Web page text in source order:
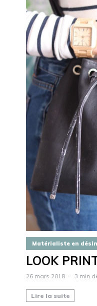
Matérialiste en
LOOK
26 mars 2018 3 min
Lire la suite